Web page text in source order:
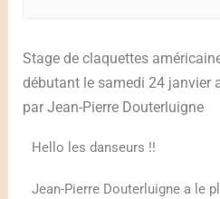
Stage de claquettes
débutant le samedi 24 janvier
par Jean-Pierre Douterluigne
Hello les danseurs !!
Jean-Pierre Douterluigne a le